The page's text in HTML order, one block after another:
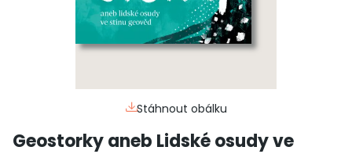
Stáhnout obálku
Geostorky aneb Lidské osudy ve